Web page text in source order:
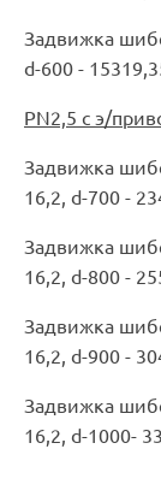
Задвижка
d-600 -
PN2,5 с э/
Задвижка
16,2, d-700 -
Задвижка
16,2, d-800 -
Задвижка
16,2, d-900 -
Задвижка
16,2, d-1000-